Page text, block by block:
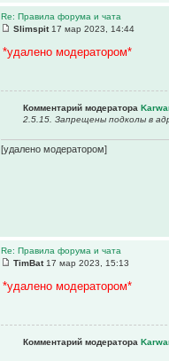
Re: Правила форума и чата
Slimspit17 мар 2023, 14:44
*удалено модератором*
Комментарий модератора
2.5.15. Запрещены подколы в
[удалено модератором]
Re: Правила форума и чата
TimBat17 мар 2023, 15:13
*удалено модератором*
Комментарий модератора